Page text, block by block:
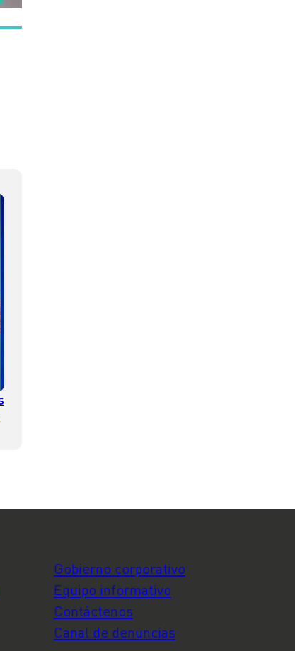
Gobierno corporativo
Equipo informativo
Contáctenos
Canal de denuncias